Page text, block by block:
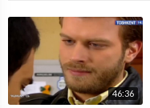
46:36